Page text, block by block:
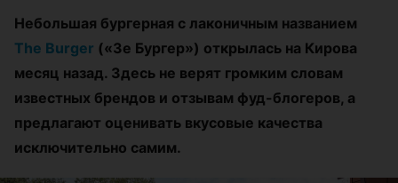
Небольшая бургерная с лаконичным названием
The Burger («Зе Бургер») открылась на Кирова
месяц назад. Здесь не верят громким словам
известных брендов и отзывам фуд-блогеров, а
предлагают оценивать вкусовые качества
исключительно самим.